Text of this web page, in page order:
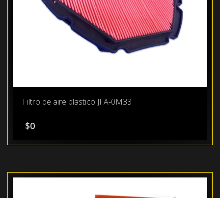
Filtro de aire plastico JFA-0M33
$0